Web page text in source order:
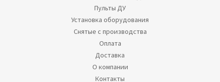
Пульты ДУ
Установка оборудования
Снятые с производства
Оплата
Доставка
О компании
Контакты